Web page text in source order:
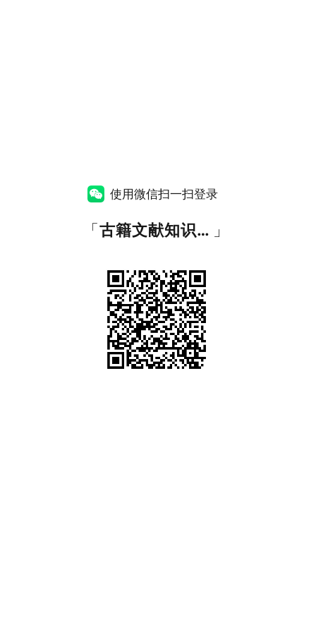
使用微信扫一扫登录
「 古籍文献知识图谱网 」